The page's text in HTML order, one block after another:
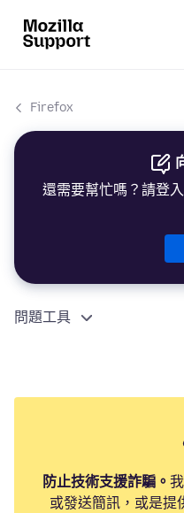
Firefox
還需要幫忙嗎？請登
問題工具
防止技術支援詐騙。
或發送簡訊，或是提